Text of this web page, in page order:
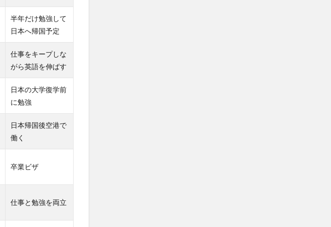
半年だけ勉強して
日本へ帰国予定
仕事をキープしな
がら英語を伸ばす
日本の大学復学前
に勉強
日本帰国後空港で
働く
卒業ビザ
仕事と勉強を両立